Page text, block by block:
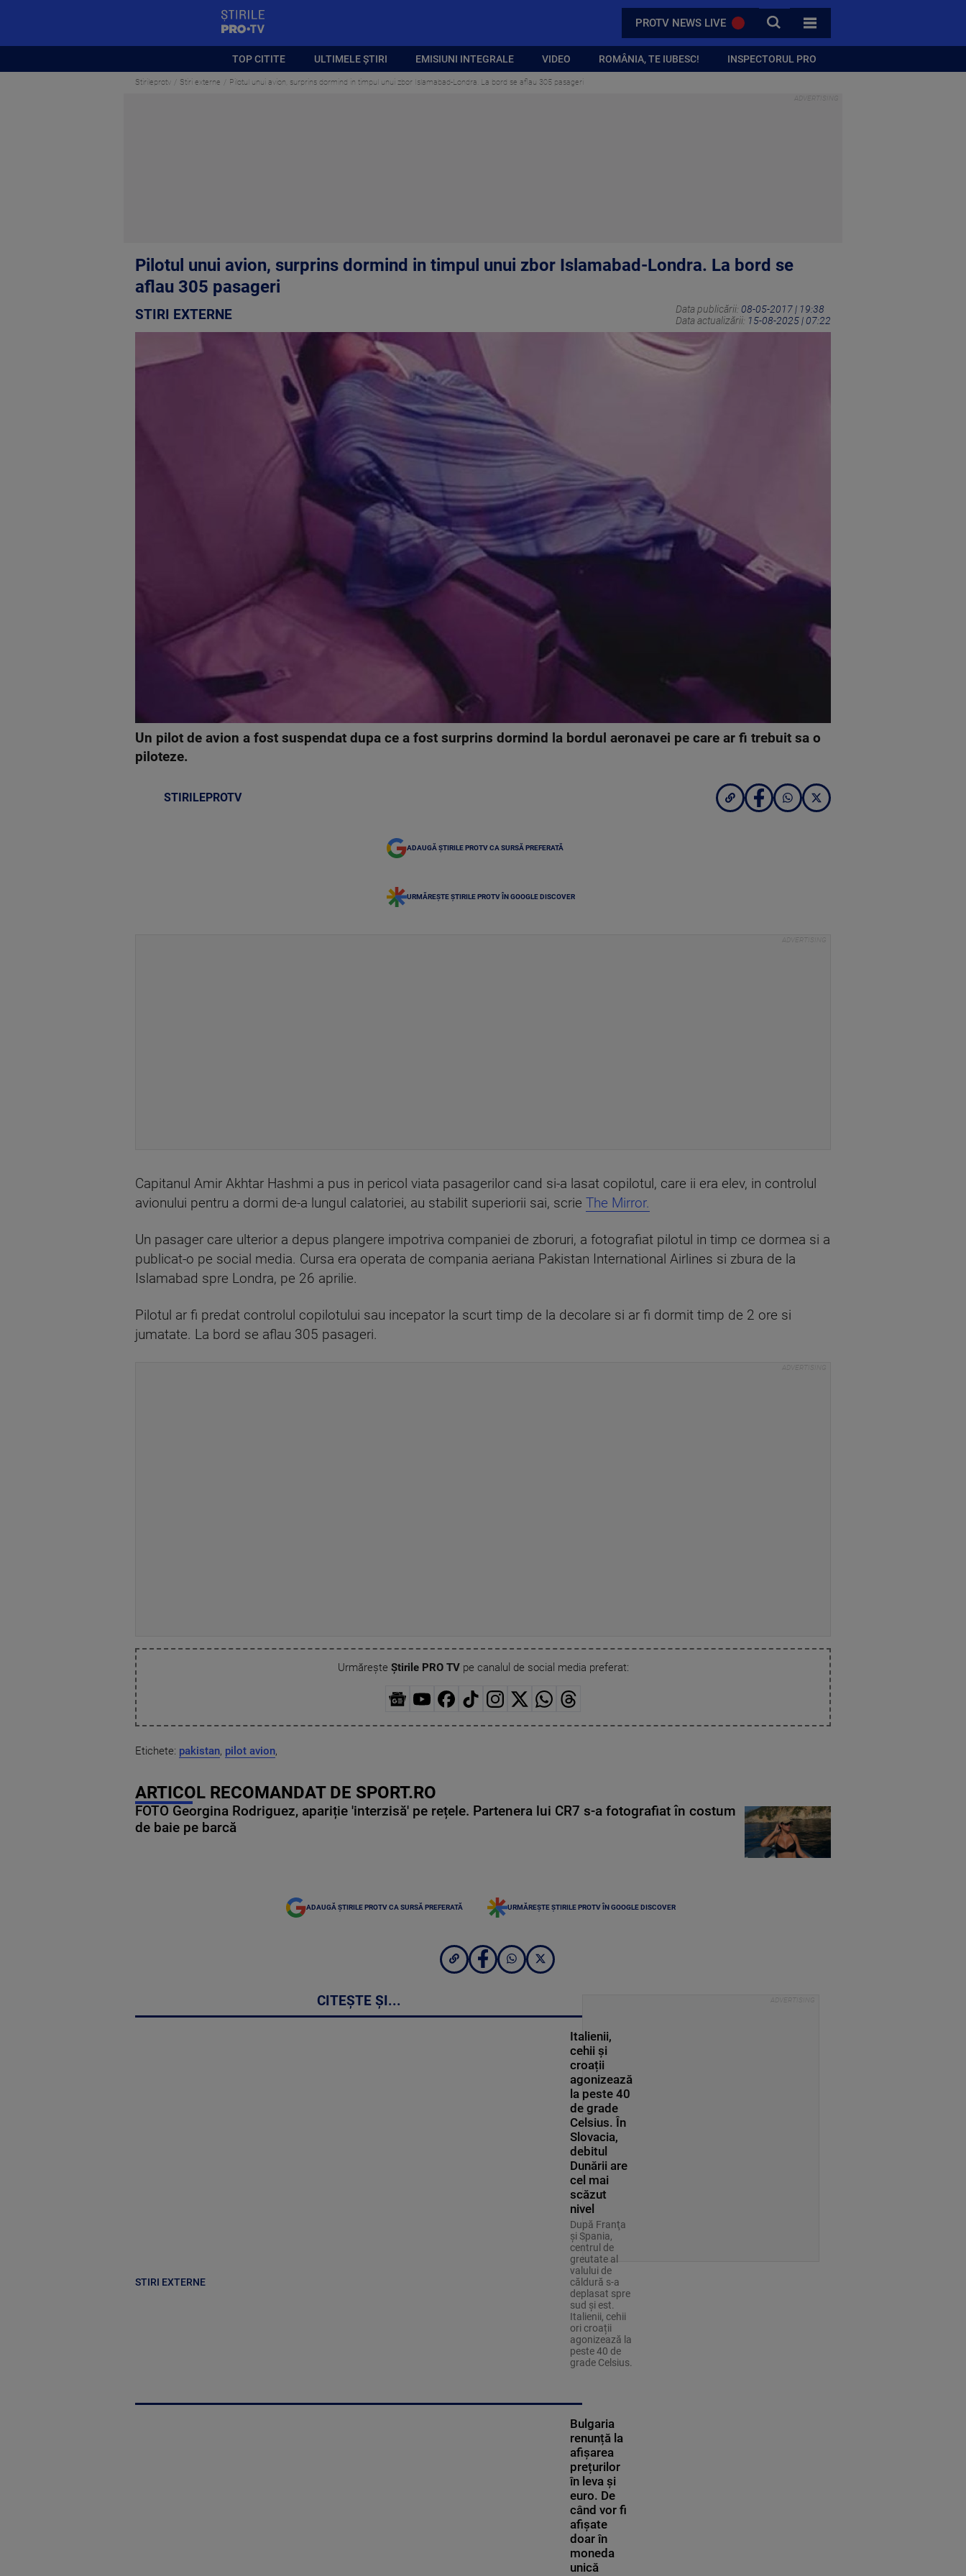
PROTV NEWS LIVE CAUTA
TOATE CATEGORIILE
TOP CITITE ULTIMELE ȘTIRI EMISIUNI INTEGRALE VIDEO ROMÂNIA, TE IUBESC! INSPECTORUL PRO
Stirileprotv Stiri externe Pilotul unui avion, surprins dormind in timpul unui zbor Islamabad-Londra. La bord se aflau 305 pasageri
Pilotul unui avion, surprins dormind in timpul unui zbor Islamabad-Londra. La bord se
aflau 305 pasageri
STIRI EXTERNE Data publicării: 08-05-2017 | 19:38
Data actualizării: 15-08-2025 | 07:22
Un pilot de avion a fost suspendat dupa ce a fost surprins dormind la bordul aeronavei pe care ar fi trebuit sa o
piloteze.
STIRILEPROTV
ADAUGĂ ȘTIRILE PROTV CA SURSĂ PREFERATĂ
URMĂREȘTE ȘTIRILE PROTV ÎN GOOGLE DISCOVER
Capitanul Amir Akhtar Hashmi a pus in pericol viata pasagerilor cand si-a lasat copilotul, care ii era elev, in controlul
avionului pentru a dormi de-a lungul calatoriei, au stabilit superiorii sai, scrie The Mirror.
Un pasager care ulterior a depus plangere impotriva companiei de zboruri, a fotografiat pilotul in timp ce dormea si a
publicat-o pe social media. Cursa era operata de compania aeriana Pakistan International Airlines si zbura de la
Islamabad spre Londra, pe 26 aprilie.
Pilotul ar fi predat controlul copilotului sau incepator la scurt timp de la decolare si ar fi dormit timp de 2 ore si
jumatate. La bord se aflau 305 pasageri.
Urmărește Știrile PRO TVpe canalul de social media preferat:
Etichete: pakistan, pilot avion,
ARTICOL RECOMANDAT DE SPORT.RO
FOTO Georgina Rodriguez, apariție 'interzisă' pe rețele. Partenera lui CR7 s-a fotografiat în costum
de baie pe barcă
ADAUGĂ ȘTIRILE PROTV CA SURSĂ PREFERATĂ URMĂREȘTE ȘTIRILE PROTV ÎN GOOGLE DISCOVER
CITEȘTE ȘI...
STIRI EXTERNE
Italienii,
cehii și
croații
agonizează
la peste 40
de grade
Celsius. În
Slovacia,
debitul
Dunării are
cel mai
scăzut
nivel
După Franţa
şi Spania,
centrul de
greutate al
valului de
căldură s-a
deplasat spre
sud şi est.
Italienii, cehii
ori croații
agonizează la
peste 40 de
grade Celsius.
Bulgaria
renunță la
afișarea
prețurilor
în leva și
euro. De
când vor fi
afișate
doar în
moneda
unică